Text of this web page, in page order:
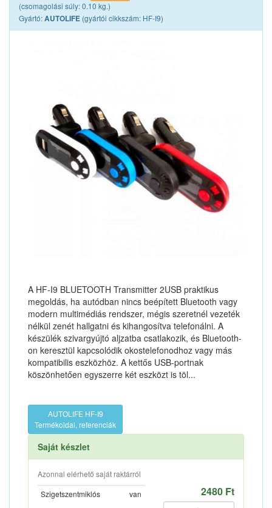
(csomagolási súly: 0.10 kg.)
Gyártó:AUTOLIFE (gyártói cikkszám: HF-I9)
A HF-I9 BLUETOOTH Transmitter 2USB praktikus
megoldás, ha autódban nincs beépített Bluetooth vagy
modern multimédiás rendszer, mégis szeretnél vezeték
nélkül zenét hallgatni és kihangosítva telefonálni. A
készülék szivargyújtó aljzatba csatlakozik, és Bluetooth-
on keresztül kapcsolódik okostelefonodhoz vagy más
kompatibilis eszközhöz. A kettős USB-portnak
köszönhetően egyszerre két eszközt is töl...
AUTOLIFE HF-I9
Termékoldal, referenciák
Saját készlet
Azonnal elérhető saját raktárról
Szigetszentmiklós
van 2480 Ft